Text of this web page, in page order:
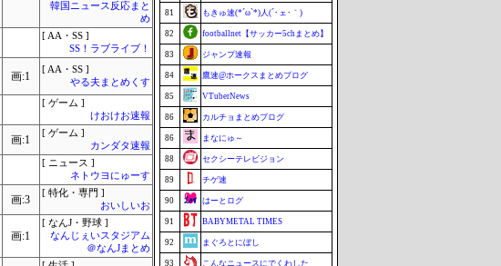
韓国ニュース反応まと
め
[ AA・SS ]
SS！ラブライブ！
画:1
[ AA・SS ]
やる夫まとめくす
[ ゲーム ]
けおけお速報
画:1
[ ゲーム ]
カンダタ速報
[ ニュース ]
ネトウヨにゅーす
画:3
[ 特化・専門 ]
おいしいお
画:1
[ なんJ・野球 ]
なんじぇいスタジアム
＠なんJまとめ
81 もきゅ速(*´ω`*)人(´･ェ･｀)
82 footballnet【サッカー5chまとめ】
83 ジャンプ速報
84 鷹速@ホークスまとめブログ
85 VTuberNews
86 カルチョまとめブログ
86 まなにゅ～
88 セクシーテレビジョン
89 チゲ速
90 はーとログ
91 BABYMETAL TIMES
92 まぐろとにぼし
93 こんなニュースにでくわした